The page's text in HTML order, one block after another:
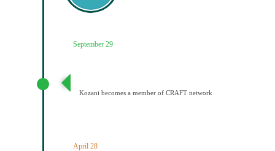
September 29
Kozani becomes a member of CRAFT network
April 28